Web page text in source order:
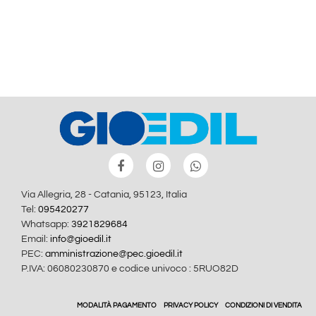
Via Allegria, 28 - Catania, 95123, Italia
Tel: 095420277
Whatsapp: 3921829684
Email: info@gioedil.it
PEC: amministrazione@pec.gioedil.it
P.IVA: 06080230870 e codice univoco : 5RUO82D
MODALITÀ PAGAMENTO PRIVACY POLICY CONDIZIONI DI VENDITA